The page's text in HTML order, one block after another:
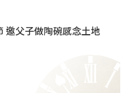
邀父子做陶碗感念土地